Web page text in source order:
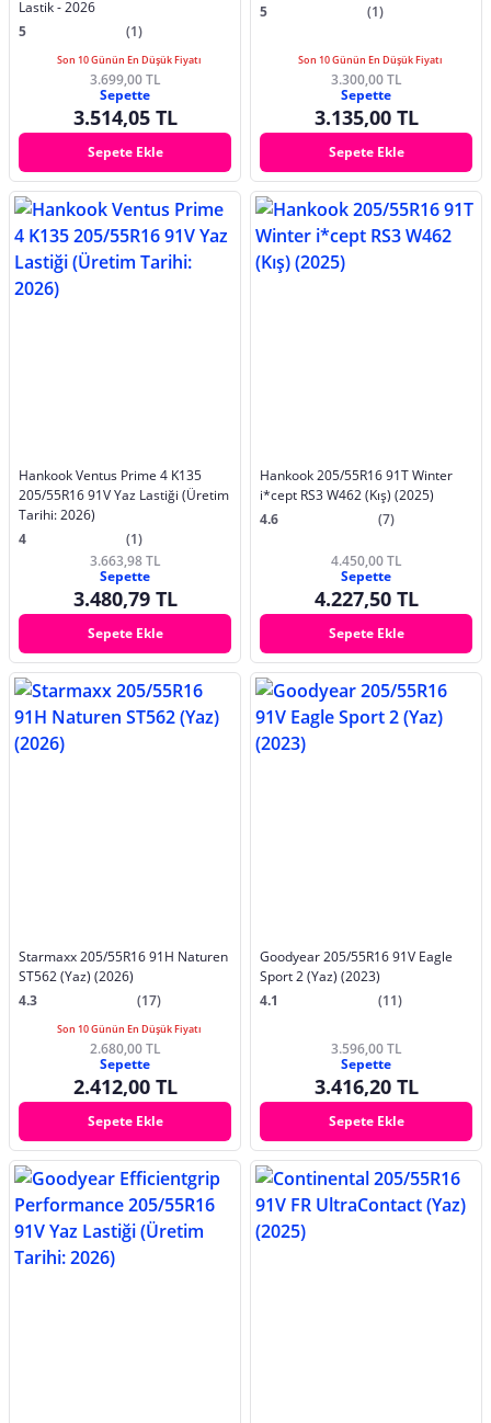
Lastik - 2026
5
(1)
Son 10 Günün En Düşük Fiyatı
3.699,00 TL
Sepette
3.514,05 TL
Sepete Ekle
5
(1)
Son 10 Günün En Düşük Fiyatı
3.300,00 TL
Sepette
3.135,00 TL
Sepete Ekle
Hankook Ventus Prime 4 K135
205/55R16 91V Yaz Lastiği (Üretim
Tarihi: 2026)
4
(1)
3.663,98 TL
Sepette
3.480,79 TL
Sepete Ekle
Hankook 205/55R16 91T Winter
i*cept RS3 W462 (Kış) (2025)
4.6
(7)
4.450,00 TL
Sepette
4.227,50 TL
Sepete Ekle
Starmaxx 205/55R16 91H Naturen
ST562 (Yaz) (2026)
4.3
(17)
Son 10 Günün En Düşük Fiyatı
2.680,00 TL
Sepette
2.412,00 TL
Sepete Ekle
Goodyear 205/55R16 91V Eagle
Sport 2 (Yaz) (2023)
4.1
(11)
3.596,00 TL
Sepette
3.416,20 TL
Sepete Ekle